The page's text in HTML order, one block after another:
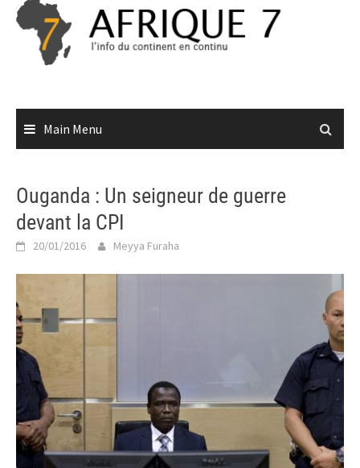
Skip
content
Main Menu
Ouganda : Un seigneur de guerre
devant la CPI
20/01/2016 Meyya Furaha